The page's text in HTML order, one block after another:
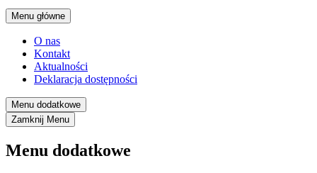
Menu główne
O nas
Kontakt
Aktualności
Deklaracja dostępności
Menu dodatkowe
Zamknij Menu
Menu dodatkowe